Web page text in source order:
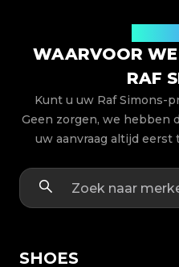
WAARVOOR WE
RAF
Kunt u uw Raf Simons-
Geen zorgen, we hebben
uw aanvraag altijd
SHOES